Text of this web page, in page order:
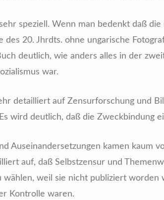
speziell. Wenn man bedenkt daß
des 20. Jhrdts. ohne ungarische
deutlich, wie anders alles in der
war.
detailliert auf Zensurforschung und
wird deutlich, daß die Zweckbindung
Auseinandersetzungen kamen kaum
auf, daß Selbstzensur und
wählen, weil sie nicht publiziert worden
Kontrolle waren.